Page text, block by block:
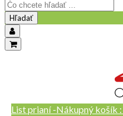
Hľadať
Nákupný košík :
List prianí -